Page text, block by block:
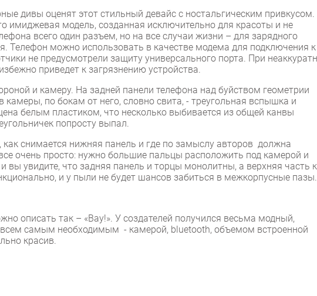
дивы оценят этот стильный девайс с ностальгическим привкусом.
имиджевая модель, созданная исключительно для красоты и не
всего один разъем, но на все случаи жизни – для зарядного
Телефон можно использовать в качестве модема для подключения к
не предусмотрели защиту универсального порта. При
приведет к загрязнению устройства.
и камеру. На задней панели телефона над буйством геометрии
по бокам от него, словно свита, - треугольная вспышка и
белым пластиком, что несколько выбивается из общей канвы
попросту выпал.
как снимается нижняя панель и где по замыслу авторов должна
очень просто: нужно большие пальцы расположить под камерой и
вы увидите, что задняя панель и торцы монолитны, а верхняя часть
и у пыли не будет шансов забиться в межкорпусные пазы.
описать так – «Вау!». У создателей получился весьма модный,
самым необходимым - камерой, bluetooth, объемом встроенной
красив.